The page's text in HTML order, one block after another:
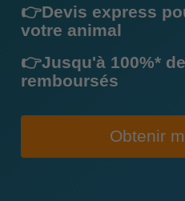
👉Devis express
votre animal
👉Jusqu'à 100%*
remboursés
Obtenir